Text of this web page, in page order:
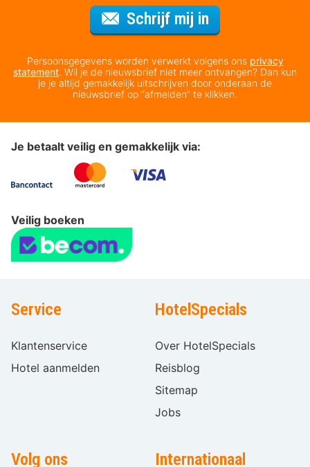
Schrijf mij in
Persoonsgegevens worden verwerkt volgens ons privacy
statement. Wil je de nieuwsbrief niet meer ontvangen? Dan kun
je je altijd gemakkelijk uitschrijven door onderaan de
nieuwsbrief op “afmelden” te klikken.
Je betaalt veilig en gemakkelijk via:
Veilig boeken
Service
Klantenservice
Hotel aanmelden
HotelSpecials
Over HotelSpecials
Reisblog
Sitemap
Jobs
Volg ons Internationaal